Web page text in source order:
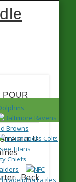
sur la
Back